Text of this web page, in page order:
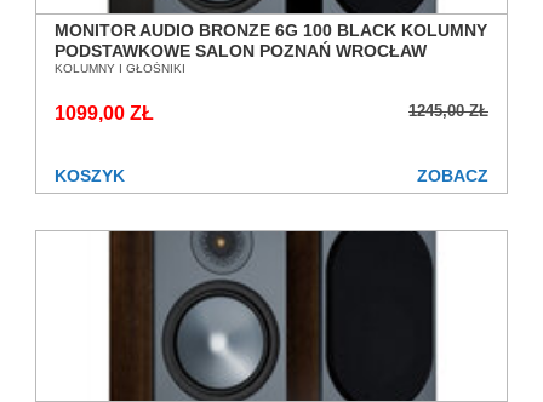
MONITOR AUDIO BRONZE 6G 100 BLACK KOLUMNY
PODSTAWKOWE SALON POZNAŃ WROCŁAW
KOLUMNY I GŁOŚNIKI
1245,00 ZŁ
1099,00 ZŁ
KOSZYK ZOBACZ